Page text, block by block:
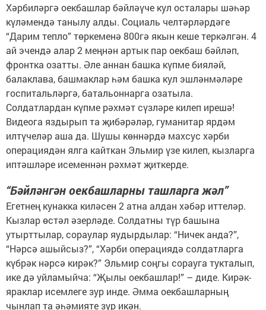
Хәрбиләргә оекбашлар бәйләүче кул осталары шәһәр
күләмендә танылу алды. Социаль челтәрләрдәге
“Дарим тепло” төркеменә 800гә якын кеше теркәлгән. 4
ай эчендә алар 2 меңнән артык пар оекбаш бәйләп,
фронтка озатты. Әле аннан башка күпме бияләй,
балаклава, башмаклар һәм башка кул эшләнмәләре
госпитальләргә, батальоннарга озатыла.
Солдатлардан күпме рәхмәт сүзләре килеп ирешә!
Видеога яздырып та җибәрәләр, гуманитар ярдәм
илтүчеләр аша да. Шушы көннәрдә махсус хәрби
операциядән ялга кайткан Эльмир үзе килеп, кызларга
иптәшләре исеменнән рәхмәт җиткерде.
“Бәйләнгән оекбашларны ташларга жәл”
Егетнең кунакка киләсен 2 атна алдан хәбәр иттеләр.
Кызлар өстәл әзерләде. Солдатны түр башына
утырттылар, сораулар яудырдылар: “Ничек анда?”,
“Нәрсә ашыйсыз?”, “Хәрби операциядә солдатларга
күбрәк нәрсә кирәк?” Эльмир соңгы сорауга тукталып,
ике дә уйламыйча: “Җылы оекбашлар!” – диде. Кирәк-
яраклар исемлеге зур инде. Әмма оекбашларның
чынлап та әһәмияте зур икән.